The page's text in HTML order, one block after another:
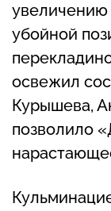
увеличению
убойной
освежил
Курышева,
позволило